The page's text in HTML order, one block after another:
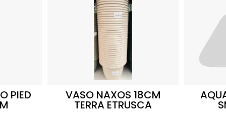
PIED VASO NAXOS 18CM
TERRA ETRUSCA